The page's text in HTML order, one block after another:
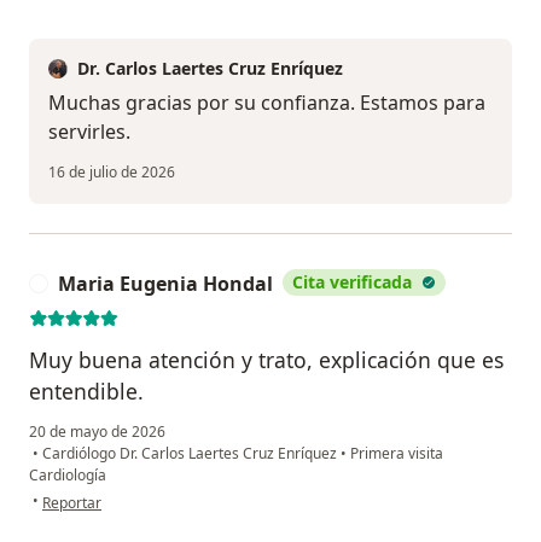
Dr. Carlos Laertes Cruz Enríquez
Muchas gracias por su confianza. Estamos para
servirles.
16 de julio de 2026
Maria Eugenia Hondal Cita verificada
Muy buena atención y trato, explicación que es
entendible.
20 de mayo de 2026
• Cardiólogo Dr. Carlos Laertes Cruz Enríquez • Primera visita
Cardiología
• en opinión del usuario Maria Eugenia Hondal
Reportar